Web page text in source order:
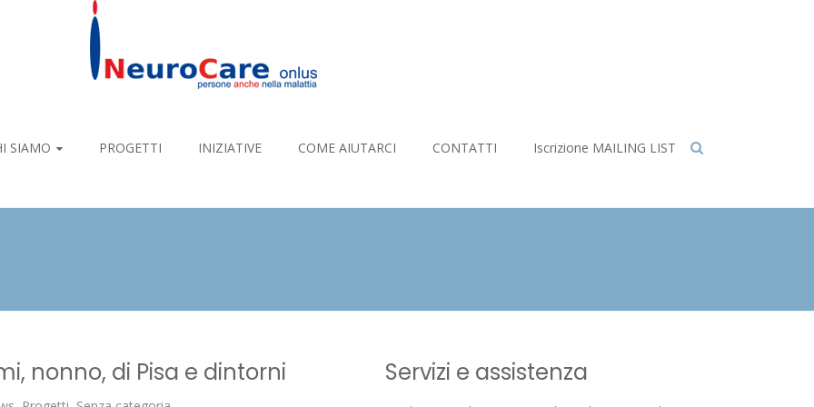
SIAMO PROGETTI INIZIATIVE COME AIUTARCI CONTATTI Iscrizione MAILING LIST
nonno, di Pisa e dintorni Servizi e assistenza